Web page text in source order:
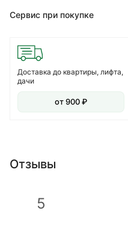
Сервис при покупке
Доставка до квартиры, лифта,
дачи
от 900 ₽
Отзывы
5